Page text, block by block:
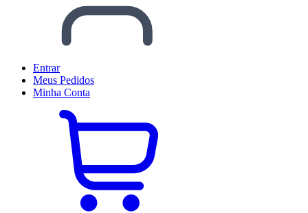
Entrar
Meus Pedidos
Minha Conta